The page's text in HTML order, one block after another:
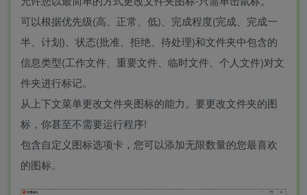
可以根据优先级(高、正常、低)、完成程度(完成、完成一
半、计划)、状态(批准、拒绝、待处理)和文件夹中包含的
信息类型(工作文件、重要文件、临时文件、个人文件)对文
件夹进行标记。
从上下文菜单更改文件夹图标的能力。要更改文件夹的图
标，你甚至不需要运行程序!
包含自定义图标选项卡，您可以添加无限数量的您最喜欢
的图标。